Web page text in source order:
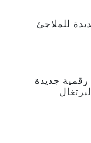
للملاجئ
جديدة